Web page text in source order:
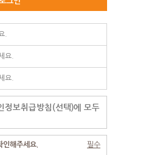
정보취급방침(선택)에 모두
필수
인해주세요.